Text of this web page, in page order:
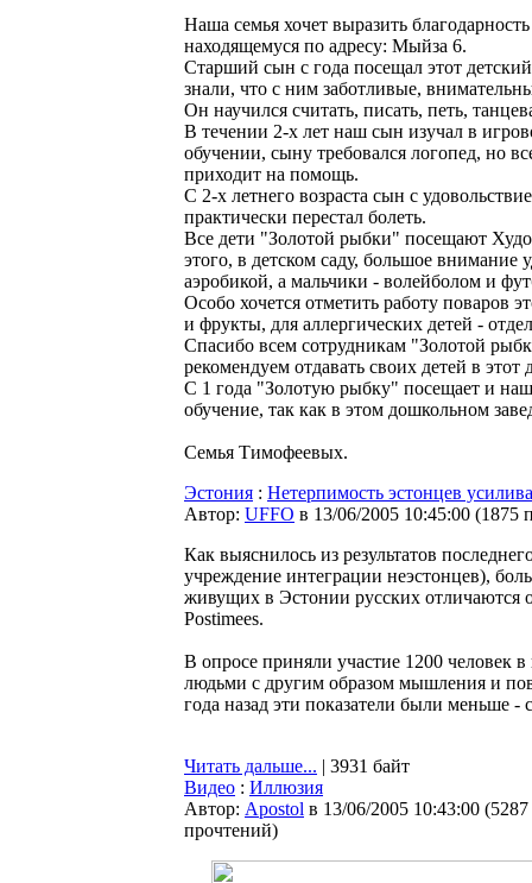
Наша семья хочет выразить
находящемуся по адресу: Мыйза 6.
Старший сын с года посещал этот
знали, что с ним заботливые,
Он научился считать, писать, петь,
В течении 2-х лет наш сын изучал в
обучении, сыну требовался логопед, но
приходит на помощь.
С 2-х летнего возраста сын с
практически перестал болеть.
Все дети "Золотой рыбки" посещают
этого, в детском саду, большое
аэробикой, а мальчики - волейболом и
Особо хочется отметить работу поваров
и фрукты, для аллергических детей -
Спасибо всем сотрудникам "Золотой
рекомендуем отдавать своих детей в этот
С 1 года "Золотую рыбку" посещает и
обучение, так как в этом дошкольном
Семья Тимофеевых.
Эстония : Нетерпимость эстонцев
Автор: UFFO в 13/06/2005 10:45:00 (1875
Как выяснилось из результатов
учреждение интеграции неэстонцев),
живущих в Эстонии русских отличаются
Postimees.
В опросе приняли участие 1200 человек
людьми с другим образом мышления и
года назад эти показатели были меньше -
Читать дальше... | 3931 байт
Видео : Иллюзия
Автор: Apostol в 13/06/2005 10:43:00 (5287
прочтений)